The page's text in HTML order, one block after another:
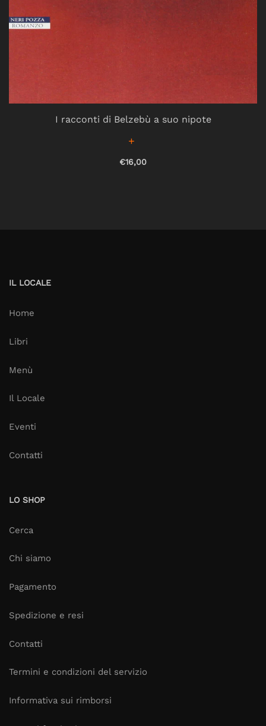
I racconti di Belzebù a suo nipote
€16,00
IL LOCALE
Home
Libri
Menù
Il Locale
Eventi
Contatti
LO SHOP
Cerca
Chi siamo
Pagamento
Spedizione e resi
Contatti
Termini e condizioni del servizio
Informativa sui rimborsi